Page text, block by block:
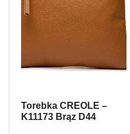
Torebka CREOLE –
K11173 Brąz D44